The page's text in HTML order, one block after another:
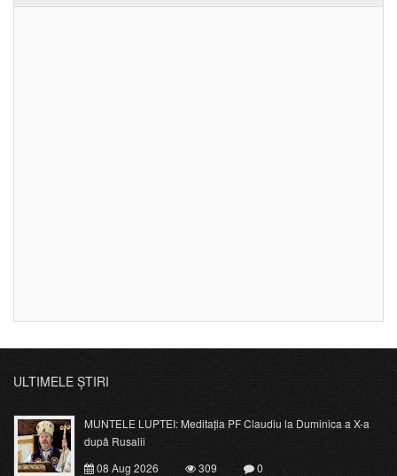
ULTIMELE ȘTIRI
MUNTELE LUPTEI: Meditația PF Claudiu la Duminica a X-a
după Rusalii
08 Aug 2026
309
0